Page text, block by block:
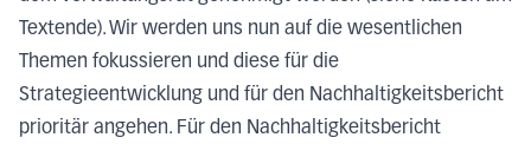
Textende). Wir werden uns nun auf die wesentlichen
Themen fokussieren und diese für die
Strategieentwicklung und für den Nachhaltigkeitsbericht
prioritär angehen. Für den Nachhaltigkeitsbericht